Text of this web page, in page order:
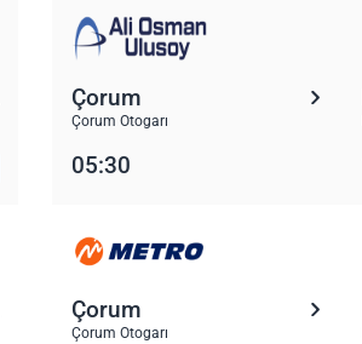
Çorum
Çorum Otogarı
05:30
Çorum
Çorum Otogarı